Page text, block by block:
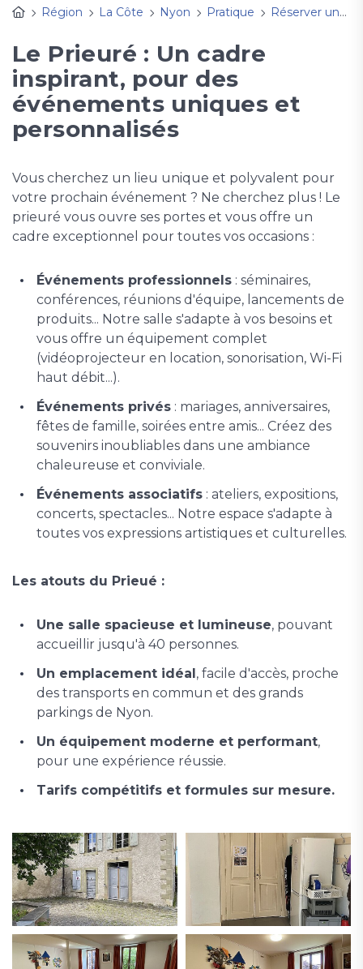
Région
La Côte Nyon Pratique Réserver une salle
Le Prieuré : Un cadre
inspirant, pour des
événements uniques et
personnalisés
Vous cherchez un lieu unique et polyvalent pour
votre prochain événement ? Ne cherchez plus ! Le
prieuré vous ouvre ses portes et vous offre un
cadre exceptionnel pour toutes vos occasions :
Événements professionnels : séminaires,
conférences, réunions d'équipe, lancements de
produits... Notre salle s'adapte à vos besoins et
vous offre un équipement complet
(vidéoprojecteur en location, sonorisation, Wi-Fi
haut débit...).
Événements privés : mariages, anniversaires,
fêtes de famille, soirées entre amis... Créez des
souvenirs inoubliables dans une ambiance
chaleureuse et conviviale.
Événements associatifs : ateliers, expositions,
concerts, spectacles... Notre espace s'adapte à
toutes vos expressions artistiques et culturelles.
Les atouts du Prieué :
Une salle spacieuse et lumineuse, pouvant
accueillir jusqu'à 40 personnes.
Un emplacement idéal, facile d'accès, proche
des transports en commun et des grands
parkings de Nyon.
Un équipement moderne et performant,
pour une expérience réussie.
Tarifs compétitifs et formules sur mesure.